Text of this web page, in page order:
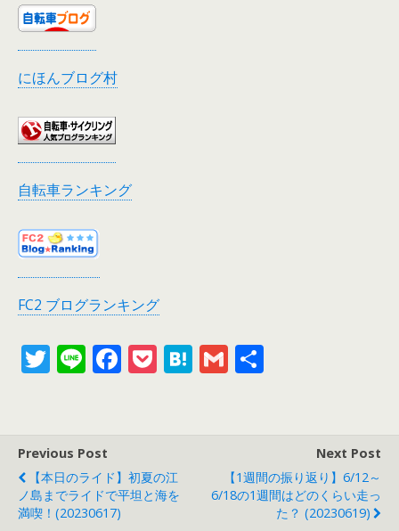
にほんブログ村
自転車ランキング
FC2 ブログランキング
T
er
Li F
o
o
P H G
Previous Post
【本日のライド】初夏の江
ノ島までライドで平坦と海を
満喫！(20230617)
Next Post
【1週間の振り返り】6/12～
6/18の1週間はどのくらい走っ
た？ (20230619)